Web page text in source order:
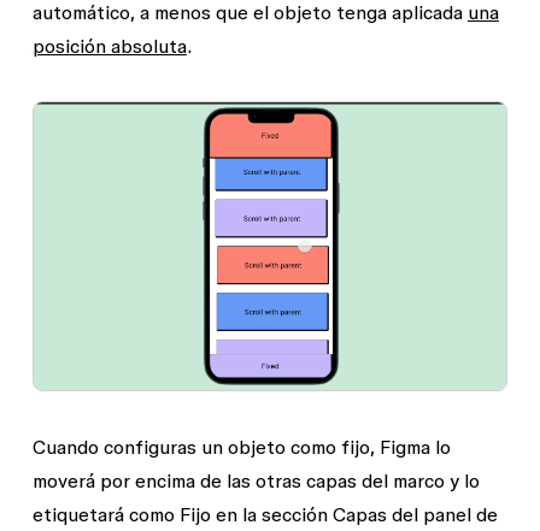
automático, a menos que el objeto tenga aplicada una
posición absoluta.
Cuando configuras un objeto como fijo, Figma lo
moverá por encima de las otras capas del marco y lo
etiquetará como Fijo en la sección Capasdel panel de